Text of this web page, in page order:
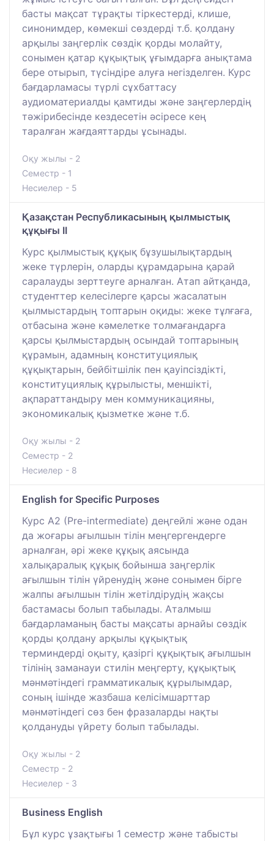
басты мақсат тұрақты тіркестерді, клише,
синонимдер, көмекші сөздерді т.б. қолдану
арқылы заңгерлік сөздік қорды молайту,
сонымен қатар құқықтық ұғымдарға анықтама
бере отырып, түсіндіре алуға негізделген. Курс
бағдарламасы түрлі сұхбаттасу
аудиоматериалды қамтиды және заңгерлердің
тәжірибесінде кездесетін әсіресе кең
таралған жағдаяттарды ұсынады.
Оқу жылы - 2
Семестр - 1
Несиелер - 5
Қазақстан Республикасының қылмыстық
құқығы II
Курс қылмыстық құқық бұзушылықтардың
жеке түрлерін, оларды құрамдарына қарай
саралауды зерттеуге арналған. Атап айтқанда,
студенттер келесілерге қарсы жасалатын
қылмыстардың топтарын оқиды: жеке тұлғаға,
отбасына және кәмелетке толмағандарға
қарсы қылмыстардың осындай топтарының
құрамын, адамның конституциялық
құқықтарын, бейбітшілік пен қауіпсіздікті,
конституциялық құрылысты, меншікті,
ақпараттандыру мен коммуникацияны,
экономикалық қызметке және т.б.
Оқу жылы - 2
Семестр - 2
Несиелер - 8
English for Specific Purposes
Курс A2 (Pre-intermediate) деңгейлі және одан
да жоғары ағылшын тілін меңгергендерге
арналған, әрі жеке құқық аясында
халықаралық құқық бойынша заңгерлік
ағылшын тілін үйренудің және сонымен бірге
жалпы ағылшын тілін жетілдірудің жақсы
бастамасы болып табылады. Аталмыш
бағдарламаның басты мақсаты арнайы сөздік
қорды қолдану арқылы құқықтық
терминдерді оқыту, қазіргі құқықтық ағылшын
тілінің заманауи стилін меңгерту, құқықтық
мәнмәтіндегі грамматикалық құрылымдар,
соның ішінде жазбаша келісімшарттар
мәнмәтіндегі сөз бен фразаларды нақты
қолдануды үйрету болып табылады.
Оқу жылы - 2
Семестр - 2
Несиелер - 3
Business English
Бұл курс ұзақтығы 1 семестр және табысты